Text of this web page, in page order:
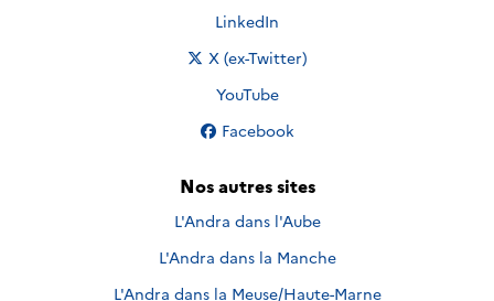
Nous suivre sur
LinkedIn
Nous suivre sur
X (ex-Twitter)
Nous suivre sur
YouTube
Nous suivre sur
Facebook
Nos autres sites
L'Andra dans l'Aube
L'Andra dans la Manche
L'Andra dans la Meuse/Haute-Marne